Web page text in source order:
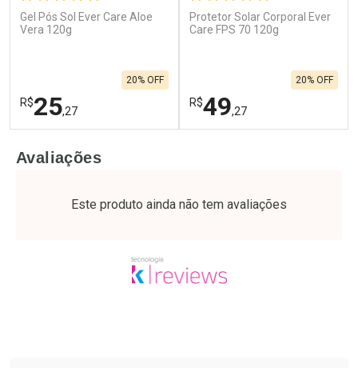
Gel Pós Sol Ever Care Aloe
Vera 120g
R$25,27
20% OFF
Laboratório
Por Menos
Protetor Solar Corporal Ever
Care FPS 70 120g
R$49,27
20% OFF
Laboratório
Por Menos
Avaliações
Este produto ainda não tem avaliações